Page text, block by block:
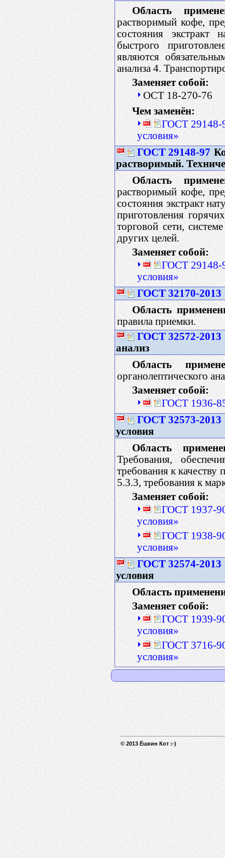
Область
растворимый кофе,
состояния экстракт
быстрого
являются
анализа 4.
Заменяет собой:
ОСТ 18-270-76
Чем заменён:
ГОСТ 29148-
условия»
ГОСТ 29148-97
растворимый.
Область
растворимый кофе,
состояния экстракт
приготовления
торговой сети,
других целей.
Заменяет собой:
ГОСТ 29148-
условия»
ГОСТ 32170-2013
Область
правила приемки.
ГОСТ 32572-2013
анализ
Область
органолептического
Заменяет собой:
ГОСТ 1936-
ГОСТ 32573-2013
условия
Область
Требования,
требования к качеству
5.3.3, требования к
Заменяет собой:
ГОСТ 1937-
условия»
ГОСТ 1938-
условия»
ГОСТ 32574-2013
условия
Область
Заменяет собой:
ГОСТ 1939-
условия»
ГОСТ 3716-
условия»
© 2013 Ёшкин Кот :-)